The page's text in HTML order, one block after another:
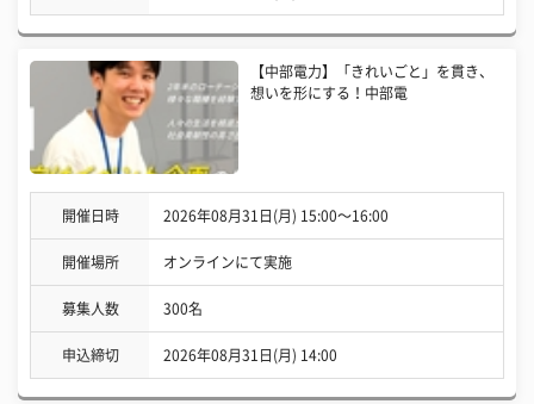
【中部電力】「きれいごと」を貫き、
想いを形にする！中部電
開催日時 2026年08月31日(月) 15:00〜16:00
開催場所 オンラインにて実施
募集人数 300名
申込締切 2026年08月31日(月) 14:00